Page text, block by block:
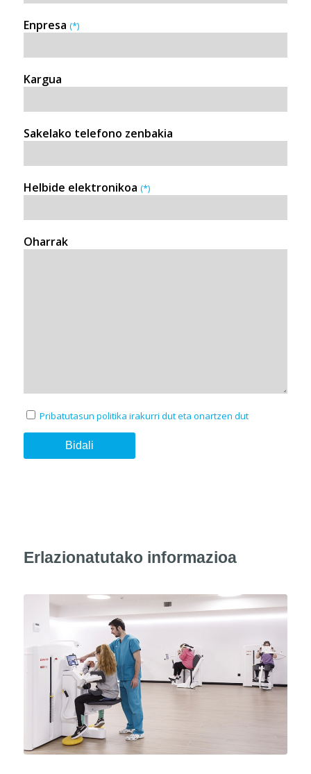
Enpresa (*)
Kargua
Sakelako telefono zenbakia
Helbide elektronikoa (*)
Oharrak
Pribatutasun politika irakurri dut eta onartzen dut
Erlazionatutako informazioa